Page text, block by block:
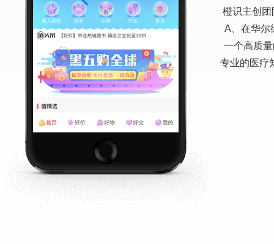
金安智慧
服务、雷
务、投诉
信用视界，
业注册，
业信用信
利
橙识主创
A、在华尔
一个高质
专业的医疗
卓越金宇集
联网和移
链App提
询、视频实
亚热贷是一
10分钟到
贷款，公
卡
金安智慧
服务、雷
务、投诉
信用视界，
业注册，
业信用信
利